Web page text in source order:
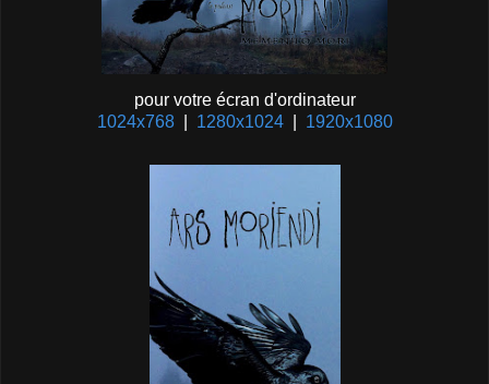
pour votre écran d'ordinateur
1024x768| 1280x1024| 1920x1080